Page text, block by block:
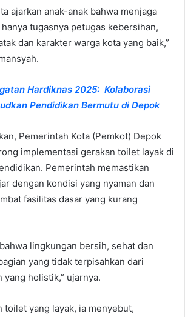
ajarkan anak-anak bahwa menjaga
tugasnya petugas kebersihan,
dan karakter warga kota yang baik,”
Hardiknas 2025: Kolaborasi
Pendidikan Bermutu di Depok
Pemerintah Kota (Pemkot) Depok
implementasi gerakan toilet layak di
Pemerintah memastikan
dengan kondisi yang nyaman dan
fasilitas dasar yang kurang
lingkungan bersih, sehat dan
yang tidak terpisahkan dari
holistik,” ujarnya.
toilet yang layak, ia menyebut,